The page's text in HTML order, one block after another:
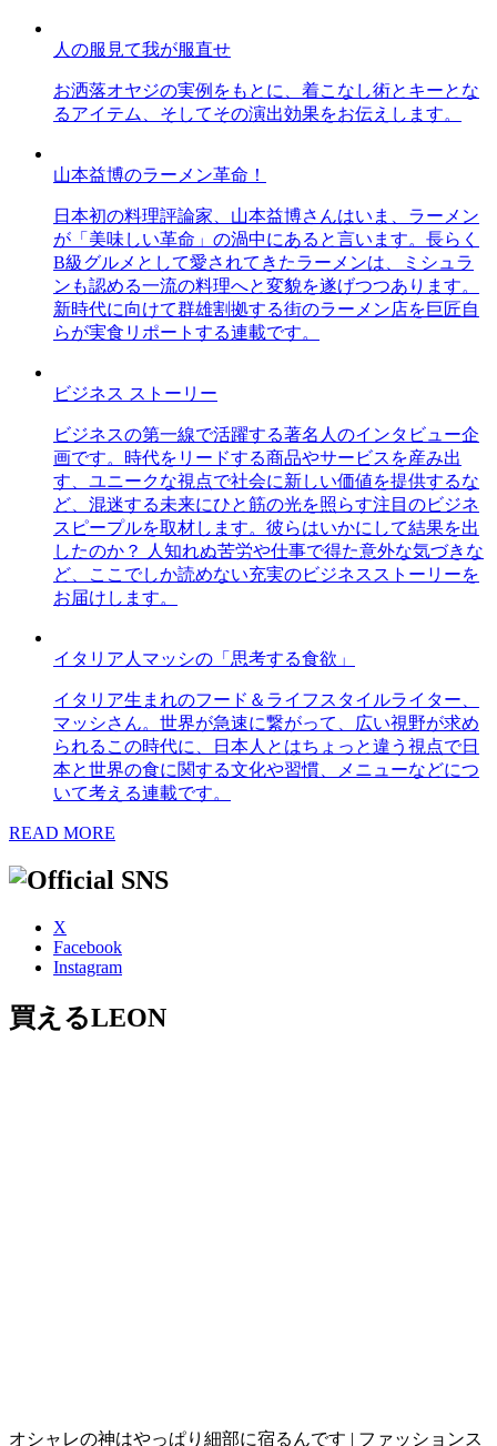
人の服見て我が服直せ
お洒落オヤジの実例をもとに、着こなし術とキーとな
るアイテム、そしてその演出効果をお伝えします。
山本益博のラーメン革命！
日本初の料理評論家、山本益博さんはいま、ラーメン
が「美味しい革命」の渦中にあると言います。長らく
B級グルメとして愛されてきたラーメンは、ミシュラ
ンも認める一流の料理へと変貌を遂げつつあります。
新時代に向けて群雄割拠する街のラーメン店を巨匠自
らが実食リポートする連載です。
ビジネス ストーリー
ビジネスの第一線で活躍する著名人のインタビュー企
画です。時代をリードする商品やサービスを産み出
す、ユニークな視点で社会に新しい価値を提供するな
ど、混迷する未来にひと筋の光を照らす注目のビジネ
スピープルを取材します。彼らはいかにして結果を出
したのか？ 人知れぬ苦労や仕事で得た意外な気づきな
ど、ここでしか読めない充実のビジネスストーリーを
お届けします。
イタリア人マッシの「思考する食欲」
イタリア生まれのフード＆ライフスタイルライター、
マッシさん。世界が急速に繋がって、広い視野が求め
られるこの時代に、日本人とはちょっと違う視点で日
本と世界の食に関する文化や習慣、メニューなどにつ
いて考える連載です。
READ MORE
X
Facebook
Instagram
買えるLEON
オシャレの神はやっぱり細部に宿るんです | ファッションス